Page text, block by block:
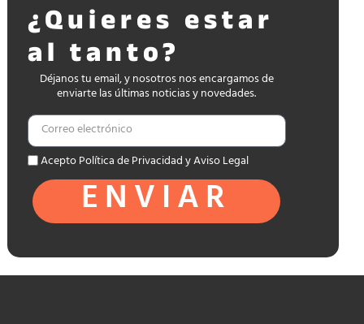
¿Quieres estar
al tanto?
Déjanos tu email, y nosotros nos encargamos de
enviarte las últimas noticias y novedades.
Acepto Política de Privacidad y Aviso Legal
ENVIAR